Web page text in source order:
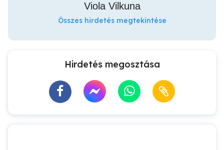
Viola Vilkuna
Összes hirdetés megtekintése
Hirdetés megosztása